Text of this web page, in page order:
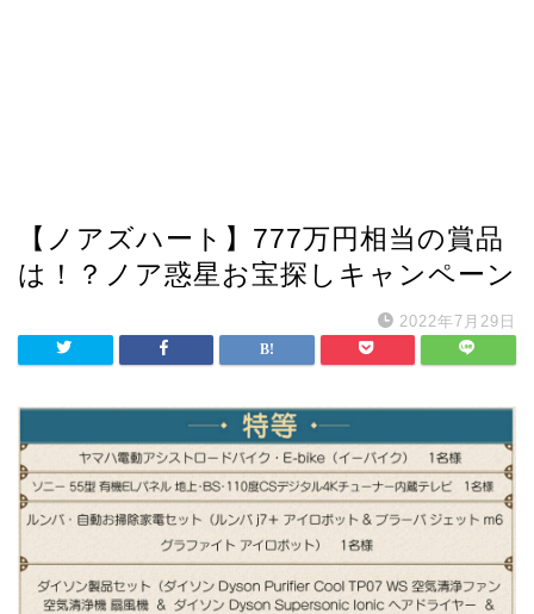
【ノアズハート】777万円相当の賞品
は！？ノア惑星お宝探しキャンペーン
2022年7月29日